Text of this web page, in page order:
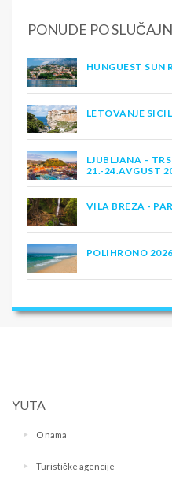
PONUDE PO
HUNGUEST SUN
LETOVANJE
LJUBLJANA –
21.-24.AVGUST
VILA BREZA -
POLIHRONO
YUTA
O nama
Turističke agencije